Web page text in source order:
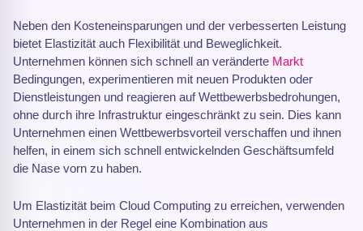
Neben den Kosteneinsparungen und der verbesserten Leistung
bietet Elastizität auch Flexibilität und Beweglichkeit.
Unternehmen können sich schnell an veränderte Markt
Bedingungen, experimentieren mit neuen Produkten oder
Dienstleistungen und reagieren auf Wettbewerbsbedrohungen,
ohne durch ihre Infrastruktur eingeschränkt zu sein. Dies kann
Unternehmen einen Wettbewerbsvorteil verschaffen und ihnen
helfen, in einem sich schnell entwickelnden Geschäftsumfeld
die Nase vorn zu haben.
Um Elastizität beim Cloud Computing zu erreichen, verwenden
Unternehmen in der Regel eine Kombination aus